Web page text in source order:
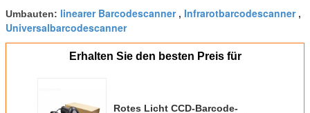
Umbauten: linearer Barcodescanner, Infrarotbarcodescanner,
Universalbarcodescanner
Erhalten Sie den besten Preis für
Rotes Licht CCD-Barcode-